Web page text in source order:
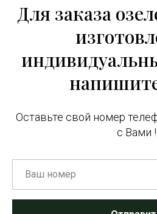
Для заказа
Оставьте свой номер
с Вами !